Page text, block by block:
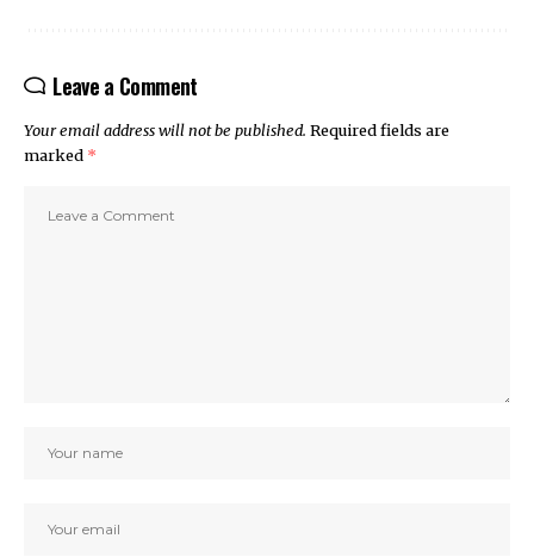
Leave a Comment
Your email address will not be published. Required fields are
marked *